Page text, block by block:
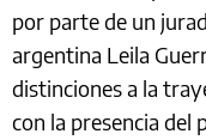
por parte de un
argentina Leila
distinciones a la
con la presencia del